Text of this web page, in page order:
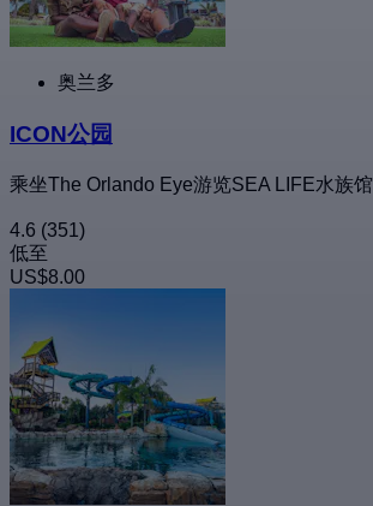
奥兰多
ICON公园
乘坐The Orlando Eye游览SEA LIFE水族馆
4.6 (351)
低至
US$8.00